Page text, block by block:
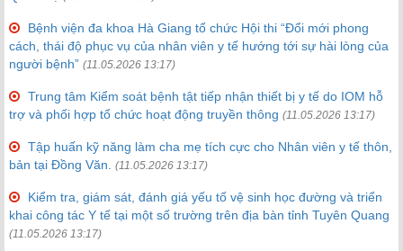
Bệnh viện đa khoa Hà Giang tổ chức Hội thi “Đổi mới phong
cách, thái độ phục vụ của nhân viên y tế hướng tới sự hài lòng của
người bệnh” (11.05.2026 13:17)
Trung tâm Kiểm soát bệnh tật tiếp nhận thiết bị y tế do IOM hỗ
trợ và phối hợp tổ chức hoạt động truyền thông (11.05.2026 13:17)
Tập huấn kỹ năng làm cha mẹ tích cực cho Nhân viên y tế thôn,
bản tại Đồng Văn.
(11.05.2026 13:17)
Kiểm tra, giám sát, đánh giá yếu tố vệ sinh học đường và triển
khai công tác Y tế tại một số trường trên địa bàn tỉnh Tuyên Quang
(11.05.2026 13:17)